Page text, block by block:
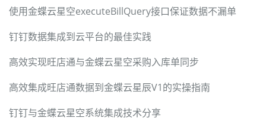
使用金蝶云星空executeBillQuery接口保证数据不漏单
钉钉数据集成到云平台的最佳实践
高效实现旺店通与金蝶云星空采购入库单同步
高效集成旺店通数据到金蝶云星辰V1的实操指南
钉钉与金蝶云星空系统集成技术分享